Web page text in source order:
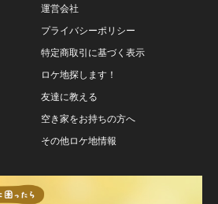
運営会社
プライバシーポリシー
特定商取引に基づく表示
ロケ地探します！
友達に教える
空き家をお持ちの方へ
その他ロケ地情報